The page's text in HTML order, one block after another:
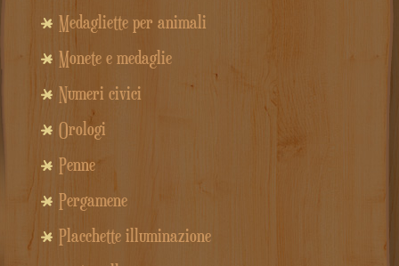
Medagliette per animali
Monete e medaglie
Numeri civici
Orologi
Penne
Pergamene
Placchette illuminazione